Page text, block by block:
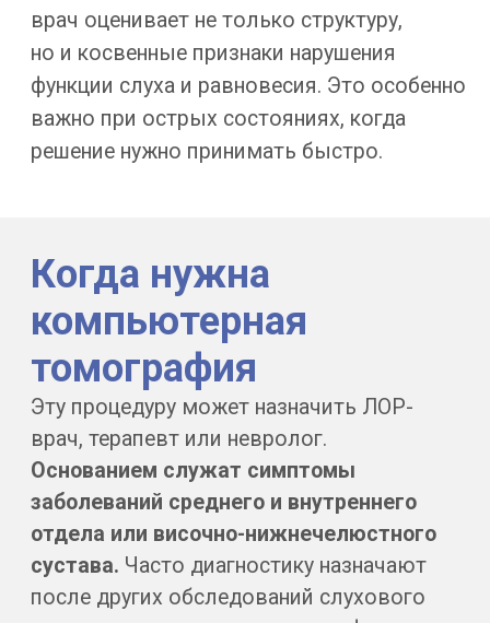
Непереносимость йода
При исследовании с контрастом
важно заранее сообщить
об аллергии на йодсодержащие
препараты.
Большинство томографов
не рассчитаны на вес пациента
Избыточная масса тела
Детский возраст
Детям КТ делают, когда
после травмы височной кости.
показаниям.